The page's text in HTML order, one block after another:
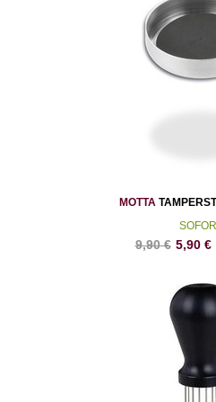
MOTTA
9,90€ 5,90€